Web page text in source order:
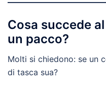
Cosa succede
un pacco?
Molti si chiedono: se un
di tasca sua?